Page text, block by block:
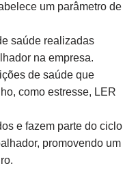
um parâmetro de
saúde realizadas
na empresa.
de saúde que
como estresse, LER
e fazem parte do ciclo
promovendo um